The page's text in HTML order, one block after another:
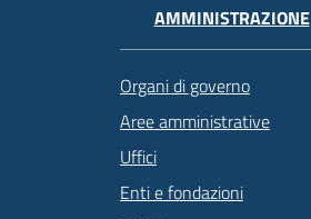
AMMINISTRAZIONE
Organi di governo
Aree amministrative
Uffici
Enti e fondazioni